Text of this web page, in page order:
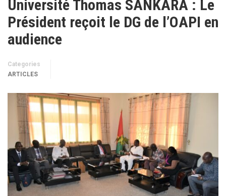
Université Thomas SANKARA : Le
Président reçoit le DG de l’OAPI en
audience
Categories
ARTICLES